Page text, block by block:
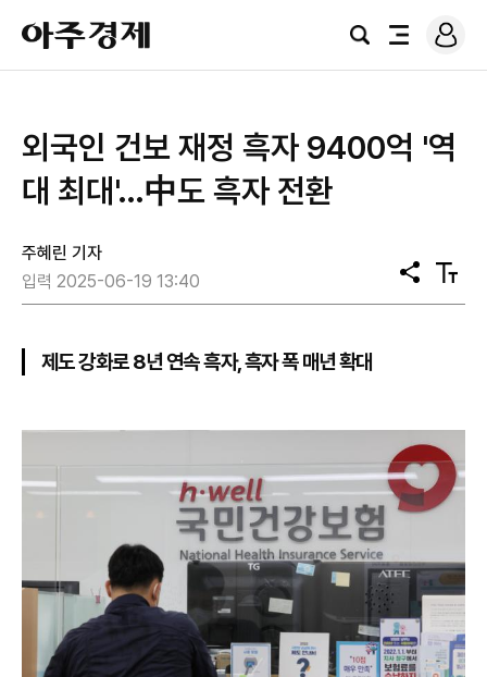
아
주
경
검
전
로
그
외국인 건보 재정 흑자 9400억 '역
대 최대'…中도 흑자 전환
주혜린 기자
입력 2025-06-19 13:40
공
유
텍
스
제도 강화로 8년 연속 흑자, 흑자 폭 매년 확대